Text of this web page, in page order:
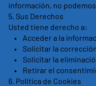
información, no
5.⁠ ⁠Sus Derechos
Usted tiene derecho a:
• Acceder a la
• Solicitar la
• Solicitar la
• Retirar el
6.⁠ ⁠Política de Cookies